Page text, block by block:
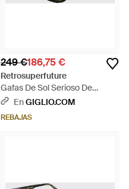
249 €186,75 €
Retrosuperfuture
Gafas De Sol Serioso De
Aviador En Acetato Carey -
EnGIGLIO.COM
REBAJAS